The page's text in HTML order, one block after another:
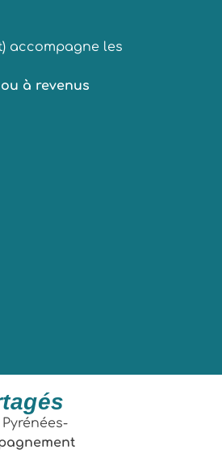
accompagne les
à revenus